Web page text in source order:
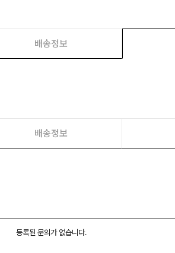
배송정보
배송정보
등록된 문의가 없습니다.